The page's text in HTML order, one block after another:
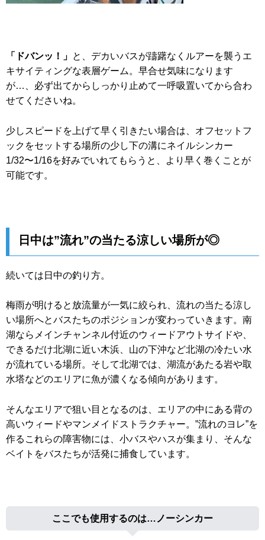
「ドバンッ！」 と、デカいバスが躊躇なくルアーを襲うエ
キサイティングな表層ゲーム。早合せ気味になります
が…、必ず出てからしっかり止めて一呼吸置いてから合わ
せてくださいね。
少しスピードを上げて早く引きたい場合は、オフセットフ
ックをセットする場所の少し下の溝にネイルシンカー
1/32〜1/16を好みでいれてもらうと、より早く巻くことが
可能です。
日中は”流れ”の当たる涼しい場所が◎
続いては日中の釣り方。
梅雨が明けると放流量が一気に絞られ、流れの当たる涼し
い場所へとバスたちのポジションが変わっていきます。南
湖ならメインチャンネル付近のウィードアウトサイドや、
できるだけ北湖に近い木浜、山の下沖など北湖の冷たい水
が流れている場所。そして北湖では、湖流があたる岩や取
水塔などのエリアに魚が濃くなる傾向があります。
そんなエリアで狙い目となるのは、エリアの中にある背の
高いウィードやマンメイドストラクチャー。”流れのヨレ”を
作るこれらの障害物には、小バスやハスが集まり、そんな
ベイトをバスたちが活発に捕食しています。
ここでも使用するのは…ノーシンカー